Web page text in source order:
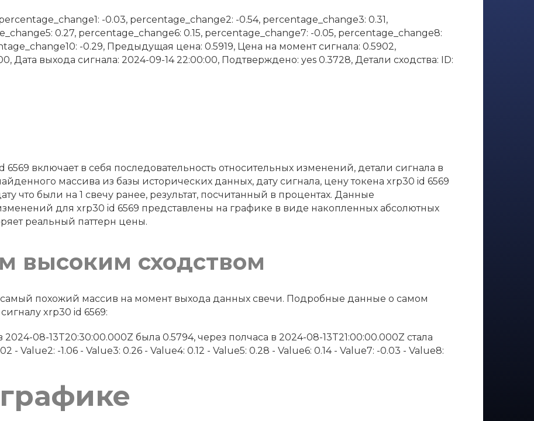
-0.03, percentage_change2: -0.54, percentage_change3: 0.31,
0.27, percentage_change6: 0.15, percentage_change7: -0.05, percentage_change8:
-0.29, Предыдущая цена: 0.5919, Цена на момент сигнала: 0.5902,
Дата выхода сигнала: 2024-09-14 22:00:00, Подтверждено: yes 0.3728, Детали сходства: ID:
включает в себя последовательность относительных изменений, детали сигнала в
массива из базы исторических данных, дату сигнала, цену токена xrp30 id 6569
что были на 1 свечу ранее, результат, посчитанный в процентах. Данные
для xrp30 id 6569 представлены на графике в виде накопленных абсолютных
реальный паттерн цены.
высоким сходством
похожий массив на момент выхода данных свечи. Подробные данные о самом
xrp30 id 6569:
2024-08-13T20:30:00.000Z была 0.5794, через полчаса в 2024-08-13T21:00:00.000Z стала
- Value2: -1.06 - Value3: 0.26 - Value4: 0.12 - Value5: 0.28 - Value6: 0.14 - Value7: -0.03 - Value8: